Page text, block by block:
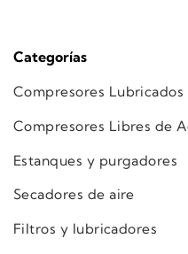
Categorías
Compresores Lubricados
Compresores Libres de
Estanques y purgadores
Secadores de aire
Filtros y lubricadores